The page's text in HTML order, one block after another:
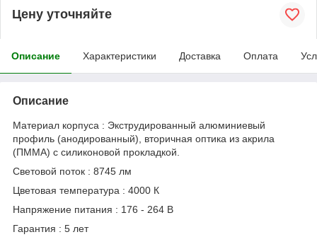
Цену уточняйте
Описание Характеристики Доставка Оплата
Описание
Материал корпуса : Экструдированный алюминиевый
профиль (анодированный), вторичная оптика из акрила
(ПММА) с силиконовой прокладкой.
Световой поток : 8745 лм
Цветовая температура : 4000 К
Напряжение питания : 176 - 264 В
Гарантия : 5 лет